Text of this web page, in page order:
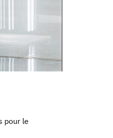
pour le